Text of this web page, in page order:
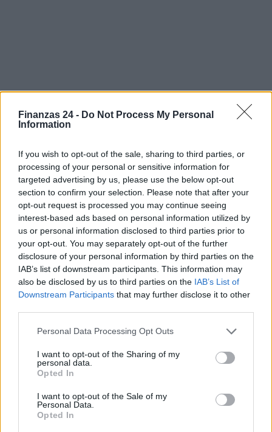
Finanzas 24 - Do Not Process My Personal
Information
If you wish to opt-out of the sale, sharing to third parties, or
processing of your personal or sensitive information for
targeted advertising by us, please use the below opt-out
section to confirm your selection. Please note that after your
opt-out request is processed you may continue seeing
interest-based ads based on personal information utilized by
us or personal information disclosed to third parties prior to
your opt-out. You may separately opt-out of the further
disclosure of your personal information by third parties on the
IAB’s list of downstream participants. This information may
also be disclosed by us to third parties on the IAB’s List of
Downstream Participants that may further disclose it to other
Please note that this website/app uses one or more Google
not limited to your visit or usage behaviour. You may click to
grant or deny consent to Google and its third-party tags to
use your data for below specified purposes in below Google
consent section.
Personal Data Processing Opt Outs
I want to opt-out of the Sharing of my
personal data.
Opted In
I want to opt-out of the Sale of my
Personal Data.
Opted In
Sigue leyendo